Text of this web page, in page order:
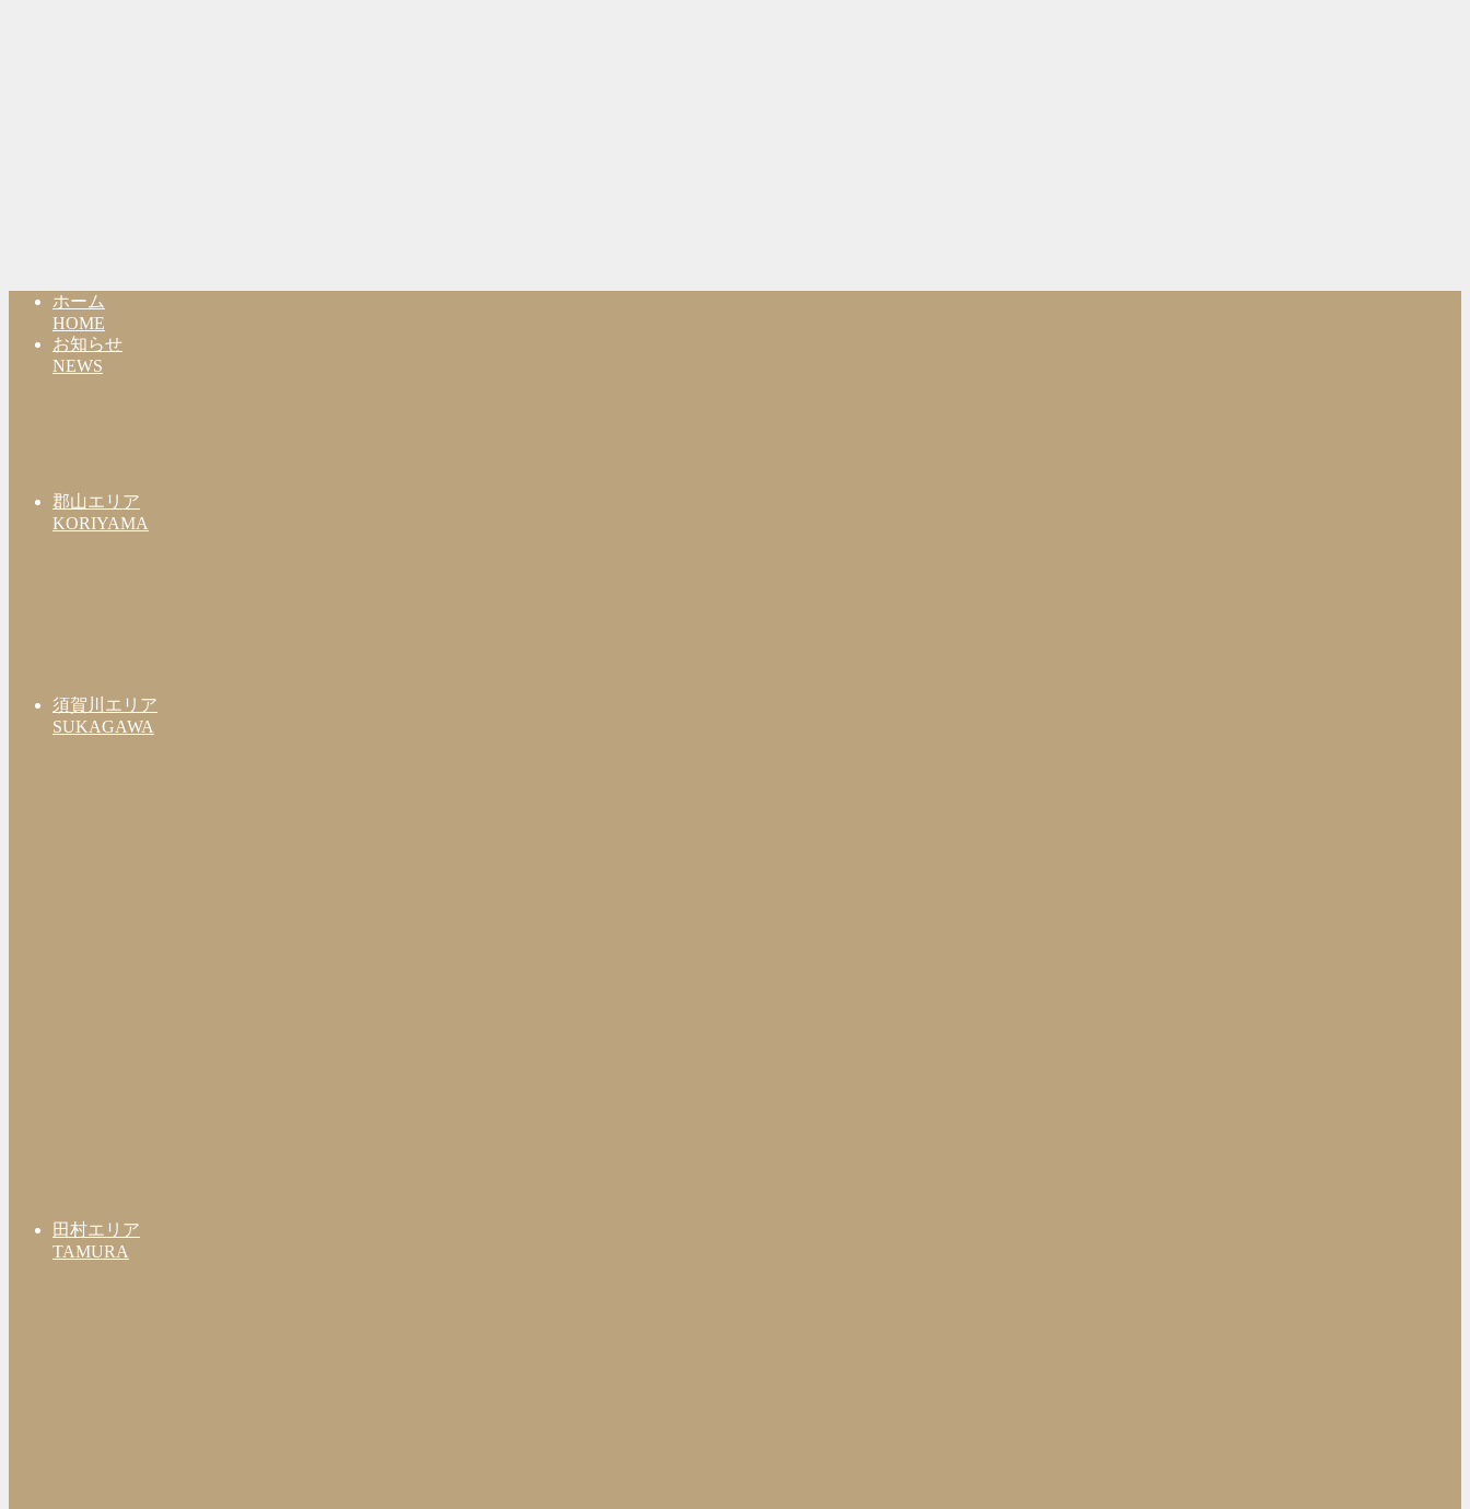
ホーム
HOME
お知らせ
NEWS
郡山エリア
KORIYAMA
須賀川エリア
SUKAGAWA
田村エリア
TAMURA